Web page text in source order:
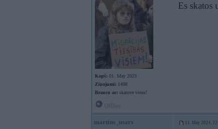
Kopš: 01. May 2023
Ziņojumi: 1498
Braucu ar: skatuve viens!
Es
martins_usars 11. May 2024,